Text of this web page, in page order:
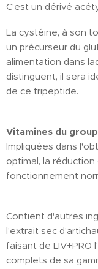
C'est un dérivé
La cystéine, à son
un précurseur du
alimentation dans
distinguent, il sera
de ce tripeptide.
Vitamines du
Impliquées dans
optimal, la
fonctionnement
Contient d'autres
l'extrait sec
faisant de LIV+PRO
complets de sa